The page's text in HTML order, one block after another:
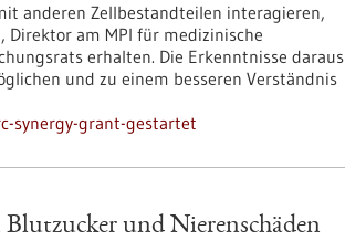
anderen Zellbestandteilen interagieren,
Direktor am MPI für medizinische
erhalten. Die Erkenntnisse daraus
und zu einem besseren Verständnis
synergy-grant-gestartet
und Nierenschäden